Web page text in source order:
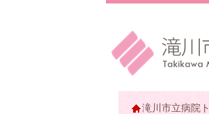
滝川市立病院